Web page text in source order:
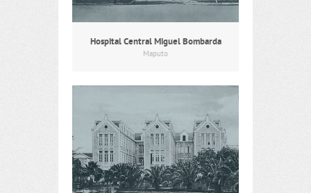
Hospital Central Miguel Bombarda
Maputo